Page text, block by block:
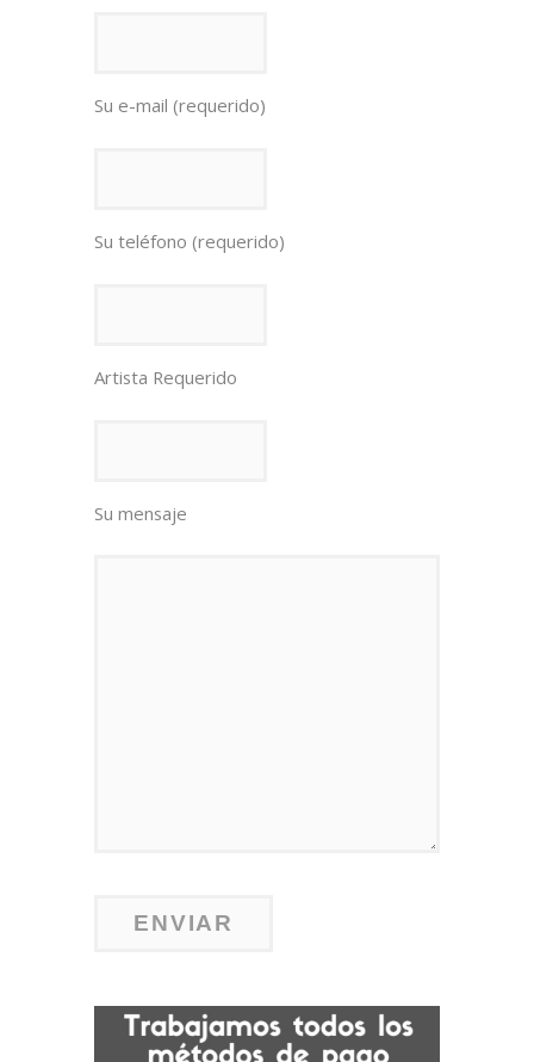
Su e-mail (requerido)
Su teléfono (requerido)
Artista Requerido
Su mensaje